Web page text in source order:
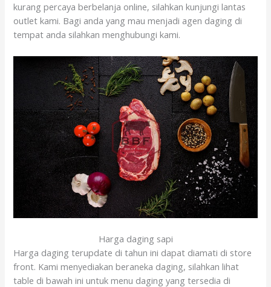
kurang percaya berbelanja online, silahkan kunjungi lantas
outlet kami. Bagi anda yang mau menjadi agen daging di
tempat anda silahkan menghubungi kami.
Harga daging sapi
Harga daging terupdate di tahun ini dapat diamati di store
front. Kami menyediakan beraneka daging, silahkan lihat
table di bawah ini untuk menu daging yang tersedia di